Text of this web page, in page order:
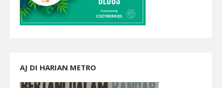
AJ DI HARIAN METRO